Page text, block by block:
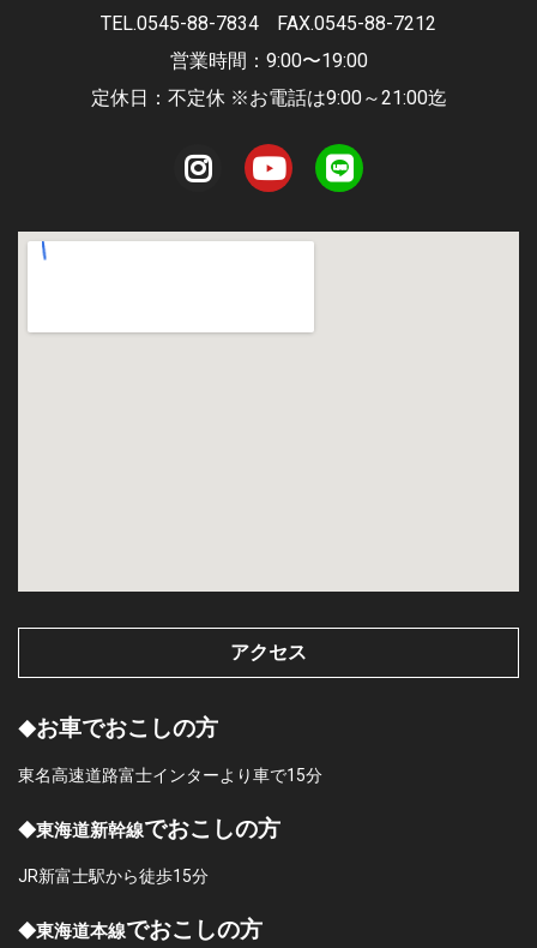
TEL.0545-88-7834
FAX.0545-88-7212
営業時間：9:00〜19:00
定休日：不定休 ※お電話は9:00～21:00迄
アクセス
◆お車でおこしの方
東名高速道路富士インターより車で15分
◆東海道新幹線でおこしの方
JR新富士駅から徒歩15分
◆東海道本線でおこしの方